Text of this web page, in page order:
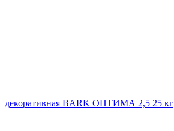
декоративная BARK ОПТИМА 2,5 25 кг